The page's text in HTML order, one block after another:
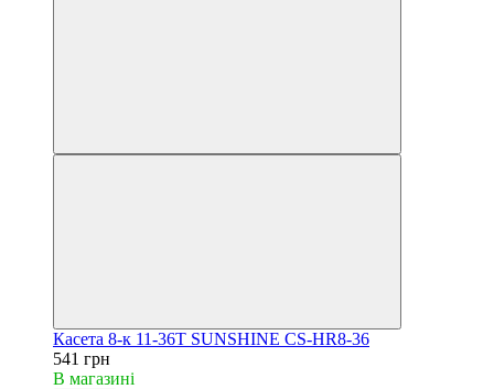
Касета 8-к 11-36T SUNSHINE CS-HR8-36
541 грн
В магазині